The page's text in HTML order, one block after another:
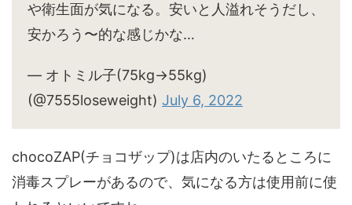
や衛生面が気になる。安いと人溢れそうだし、
安かろう〜的な感じかな…
— オトミル子(75kg→55kg)
(@7555loseweight) July 6, 2022
chocoZAP(チョコザップ)は店内のいたるところに
消毒スプレーがあるので、気になる方は使用前に使